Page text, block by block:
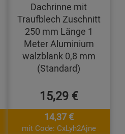
Dachrinne mit
Traufblech Zuschnitt
250 mm Länge 1
Meter Aluminium
walzblank 0,8 mm
(Standard)
15,29 €
14,37 €
mit Code: CxLyh2Ajne